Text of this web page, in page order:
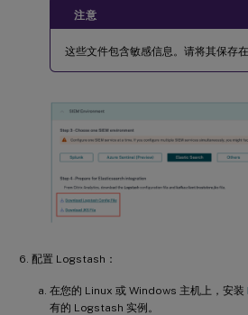
注意
这些文件包含敏感信息。请将其保存在
配置 Logstash：
在您的 Linux 或 Windows 主机上，安装
有的 Logstash 实例。